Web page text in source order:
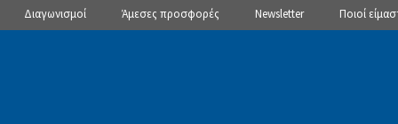
Διαγωνισμοί Άμεσες προσφορές Newsletter Ποιοί